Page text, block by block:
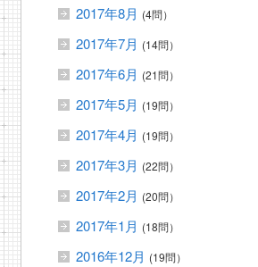
2017年8月 (4問）
2017年7月 (14問）
2017年6月 (21問）
2017年5月 (19問）
2017年4月 (19問）
2017年3月 (22問）
2017年2月 (20問）
2017年1月 (18問）
2016年12月 (19問）